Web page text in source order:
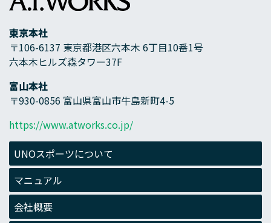
東京本社
〒106-6137 東京都港区六本木 6丁目10番1号
六本木ヒルズ森タワー37F
富山本社
〒930-0856 富山県富山市牛島新町4-5
https://www.atworks.co.jp/
UNOスポーツについて
マニュアル
会社概要